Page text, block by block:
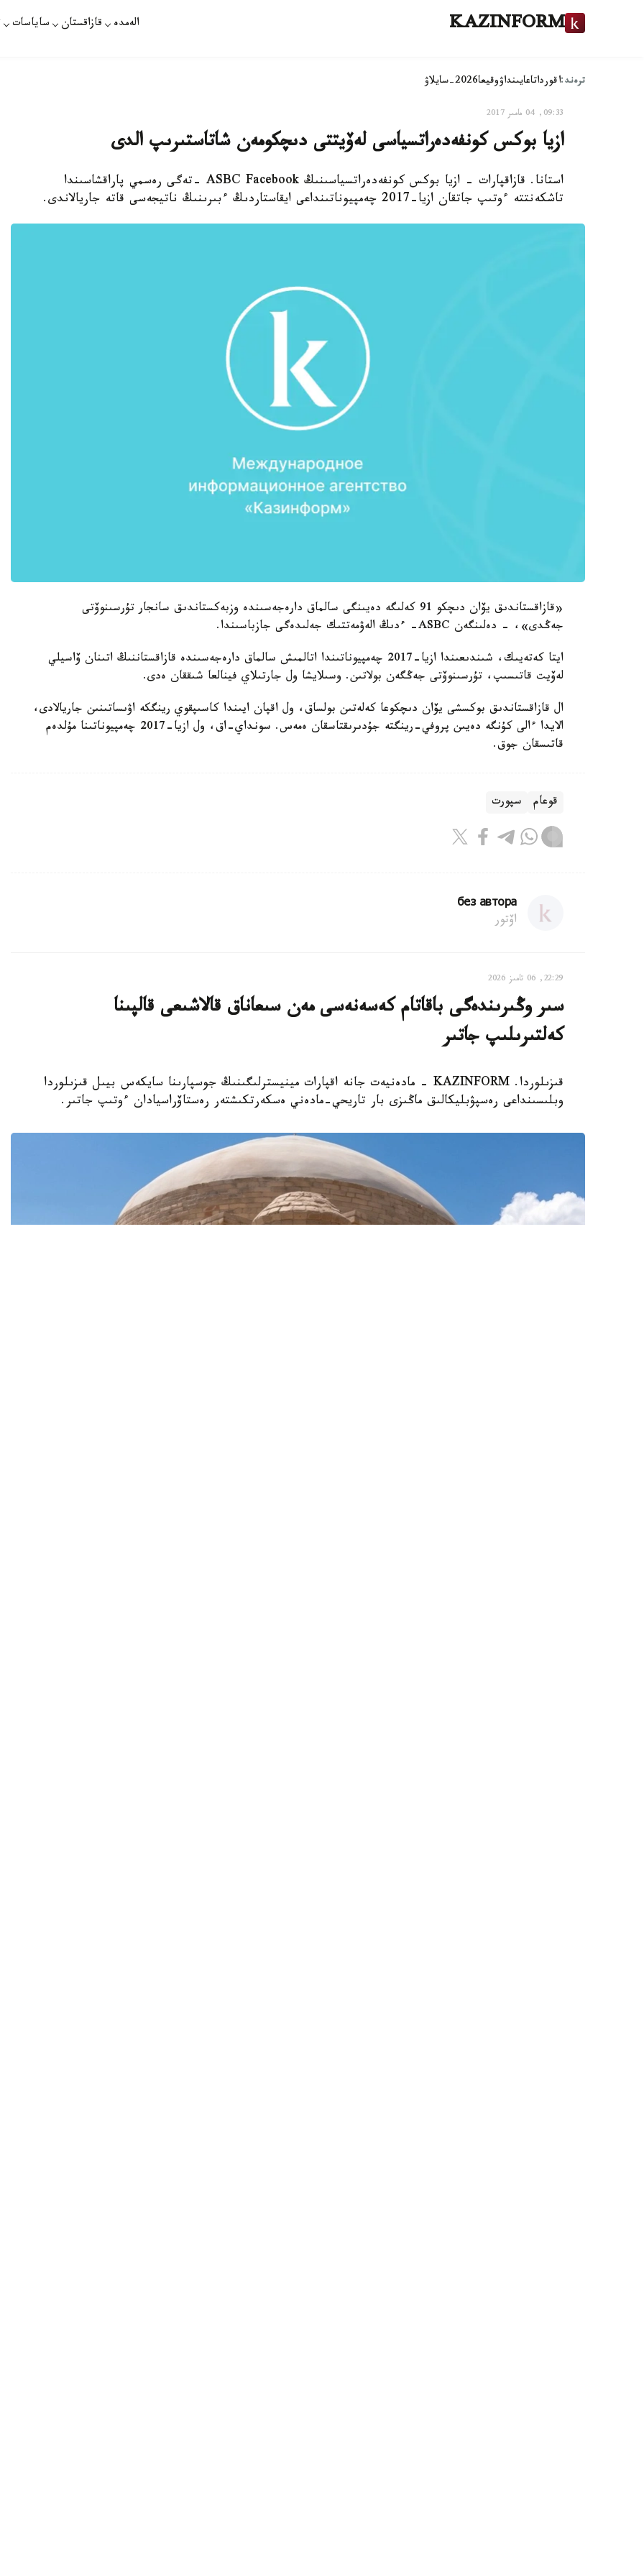
KAZINFORM الەمدە قازاقستان ساياسات
ترەند:اقورداتاعايىنداۋوقيعا2026-سايلاۋ
09:33, 04 مامىر 2017
ازيا بوكس كونفەدەراتسياسى لەۆيتتى دىچكومەن شاتاستىرىپ الدى
استانا. قازاقپارات - ازيا بوكس كونفەدەراتسياسىنىڭ ASBC Facebook -تەگى رەسمي پاراقشاسىندا
تاشكەنتتە ءوتىپ جاتقان ازيا-2017 چەمپيوناتىنداعى ايقاستاردىڭ ءبىرىنىڭ ناتيجەسى قاتە جاريالاندى.
«قازاقستاندىق يۆان دىچكو 91 كەلىگە دەيىنگى سالماق دارەجەسىندە وزبەكستاندىق سانجار تۇرسىنوۆتى
جەڭدى»، - دەلىنگەن ASBC- ءدىڭ الەۋمەتتىك جەلىدەگى جازباسىندا.
ايتا كەتەيىك، شىندىعىندا ازيا-2017 چەمپيوناتىندا اتالمىش سالماق دارەجەسىندە قازاقستاننىڭ اتىنان ۆاسيلي
لەۆيت قاتىسىپ، تۇرسىنوۆتى جەڭگەن بولاتىن. وسىلايشا ول جارتىلاي فينالعا شىققان ەدى.
ال قازاقستاندىق بوكسشى يۆان دىچكوعا كەلەتىن بولساق، ول اقپان ايىندا كاسىپقوي رينگكە اۋىساتىنىن جاريالادى،
الايدا ءالى كۇنگە دەيىن پروفي-رينگتە جۇدىرىقتاسقان ەمەس. سونداي-اق، ول ازيا-2017 چەمپيوناتىنا مۇلدەم
قاتىسقان جوق.
قوعام سپورت
без автора
اۆتور
22:29, 06 تامىز 2026
سىر وڭىرىندەگى باقاتام كەسەنەسى مەن سىعاناق قالاشىعى قالپىنا
كەلتىرىلىپ جاتىر
قىزىلوردا. KAZINFORM - مادەنيەت جانە اقپارات مينيسترلىگىنىڭ جوسپارىنا سايكەس بيىل قىزىلوردا
وبلىسىنداعى رەسپۋبليكالىق ماڭىزى بار تاريحي-مادەني ەسكەرتكىشتەر رەستاۆراسيادان ءوتىپ جاتىر.